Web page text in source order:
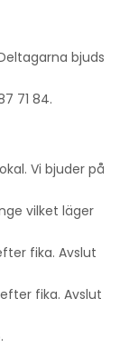
bjuds
71 84.
Vi bjuder på
vilket läger
fika. Avslut
fika. Avslut